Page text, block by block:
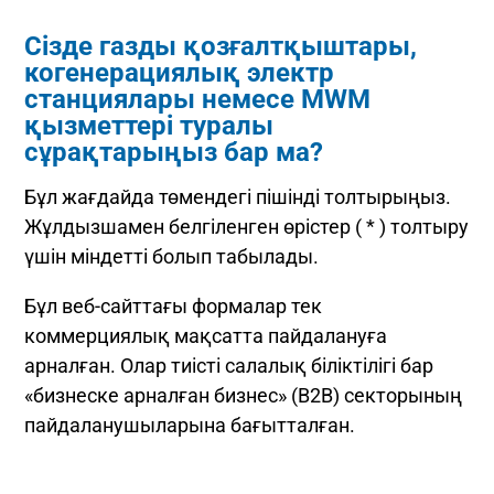
Сізде газды қозғалтқыштары,
когенерациялық электр
станциялары немесе MWM
қызметтері туралы
сұрақтарыңыз бар ма?
Бұл жағдайда төмендегі пішінді толтырыңыз.
Жұлдызшамен белгіленген өрістер ( * ) толтыру
үшін міндетті болып табылады.
Бұл веб-сайттағы формалар тек
коммерциялық мақсатта пайдалануға
арналған. Олар тиісті салалық біліктілігі бар
«бизнеске арналған бизнес» (B2B) секторының
пайдаланушыларына бағытталған.